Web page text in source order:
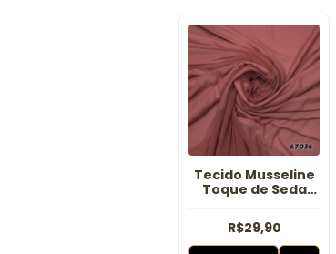
Tecido Musseline
Toque de Seda
R$29,90